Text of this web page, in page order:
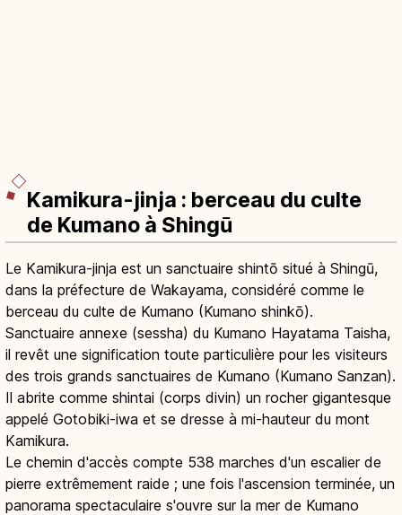
Kamikura-jinja : berceau du culte
de Kumano à Shingū
Le Kamikura-jinja est un sanctuaire shintō situé à Shingū,
dans la préfecture de Wakayama, considéré comme le
berceau du culte de Kumano (Kumano shinkō).
Sanctuaire annexe (sessha) du Kumano Hayatama Taisha,
il revêt une signification toute particulière pour les visiteurs
des trois grands sanctuaires de Kumano (Kumano Sanzan).
Il abrite comme shintai (corps divin) un rocher gigantesque
appelé Gotobiki-iwa et se dresse à mi-hauteur du mont
Kamikura.
Le chemin d'accès compte 538 marches d'un escalier de
pierre extrêmement raide ; une fois l'ascension terminée, un
panorama spectaculaire s'ouvre sur la mer de Kumano